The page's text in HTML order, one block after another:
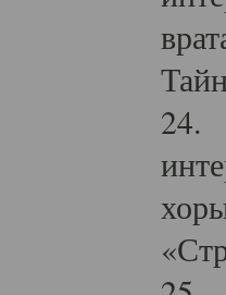
24.